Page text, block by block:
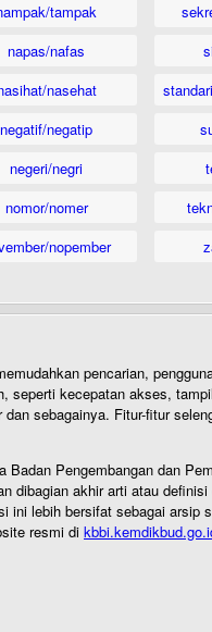
tampak
napas/nafas
nasehat
negatif/negatip
negeri/negri
nomor/nomer
nopember
pencarian,
seperti kecepatan akses,
sebagainya. Fitur-fitur
Pengembangan dan
dibagian akhir arti atau
ini lebih bersifat sebagai arsip
resmi di